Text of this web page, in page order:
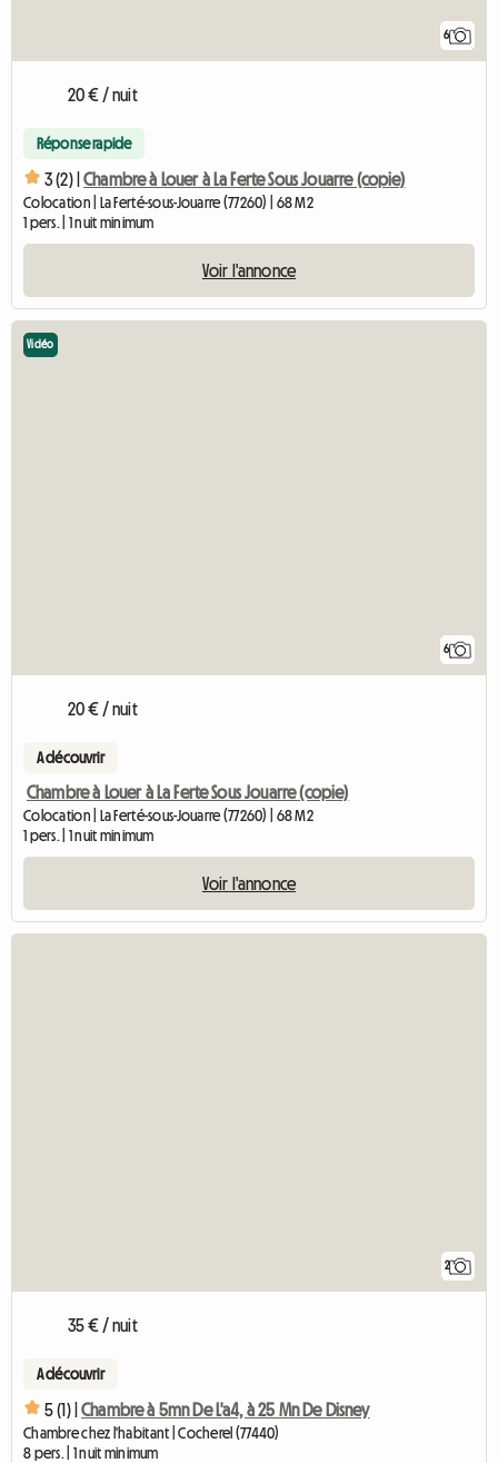
6
20 € / nuit
Réponse rapide
3 (2) | Chambre à Louer à La Ferte Sous Jouarre (copie)
Colocation | La Ferté-sous-Jouarre (77260) | 68 M2
1 pers. | 1 nuit minimum
Voir l'annonce
6
Vidéo
20 € / nuit
A découvrir
Chambre à Louer à La Ferte Sous Jouarre (copie)
Colocation | La Ferté-sous-Jouarre (77260) | 68 M2
1 pers. | 1 nuit minimum
Voir l'annonce
2
35 € / nuit
A découvrir
5 (1) | Chambre à 5mn De L'a4, à 25 Mn De Disney
Chambre chez l'habitant | Cocherel (77440)
8 pers. | 1 nuit minimum